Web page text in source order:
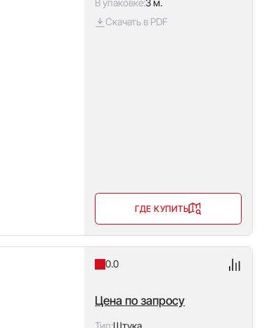
В упаковке:3 м.
Скачать в PDF
ГДЕ КУПИТЬ
0.0
Цена по запросу